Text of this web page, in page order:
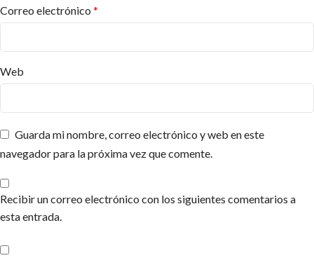
Correo electrónico *
Web
Guarda mi nombre, correo electrónico y web en este
navegador para la próxima vez que comente.
Recibir un correo electrónico con los siguientes comentarios a
esta entrada.